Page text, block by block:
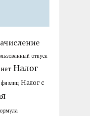
отпуск
Налог
Налог с